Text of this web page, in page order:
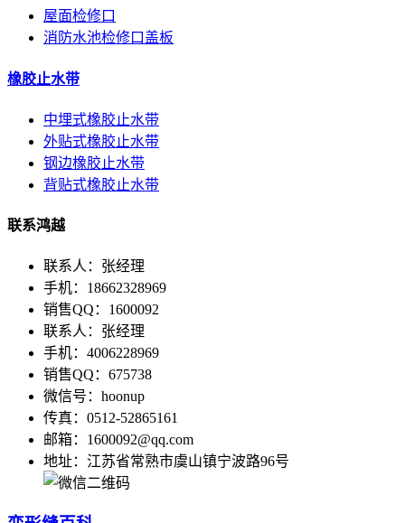
屋面检修口
消防水池检修口盖板
橡胶止水带
中埋式橡胶止水带
外贴式橡胶止水带
钢边橡胶止水带
背贴式橡胶止水带
联系鸿越
联系人：张经理
手机：18662328969
销售QQ：1600092
联系人：张经理
手机：4006228969
销售QQ：675738
微信号：hoonup
传真：0512-52865161
邮箱：1600092@qq.com
地址：江苏省常熟市虞山镇宁波路96号